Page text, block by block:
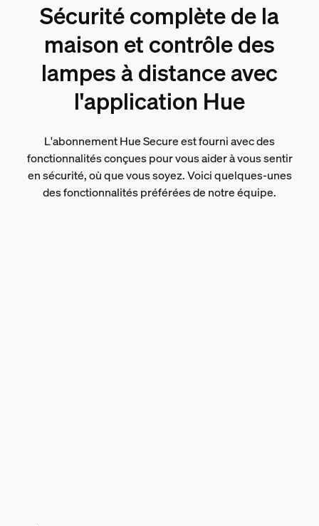
Sécurité complète de la
maison et contrôle des
lampes à distance avec
l'application Hue
L'abonnement Hue Secure est fourni avec des
fonctionnalités conçues pour vous aider à vous sentir
en sécurité, où que vous soyez. Voici quelques-unes
des fonctionnalités préférées de notre équipe.